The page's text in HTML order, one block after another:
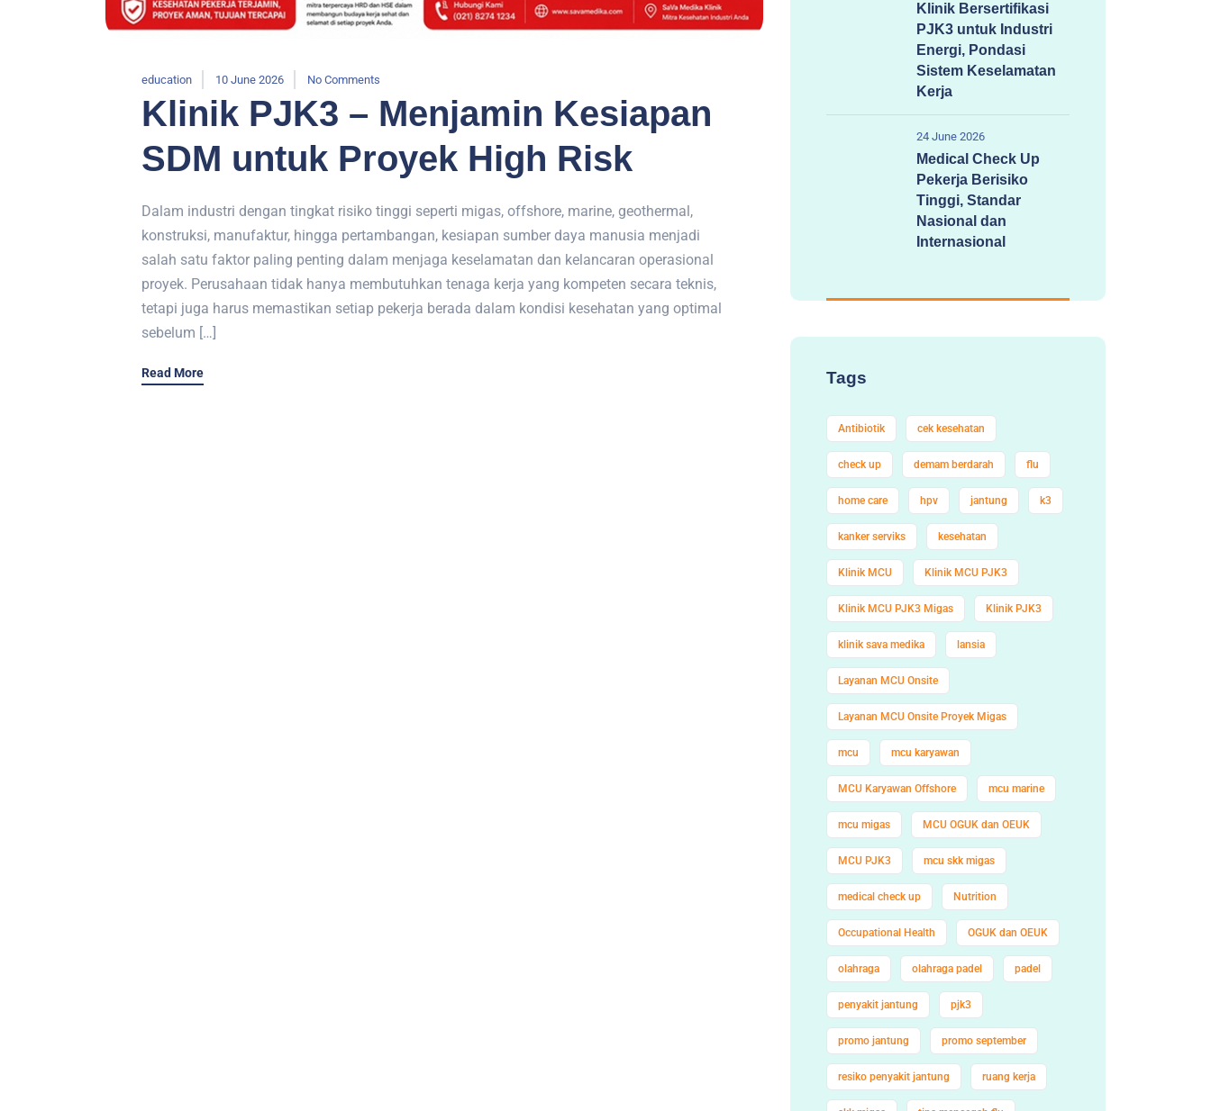
education 10 June 2026 No Comments
Klinik PJK3 – Menjamin Kesiapan
SDM untuk Proyek High Risk
Dalam industri dengan tingkat risiko tinggi seperti migas, offshore, marine, geothermal,
konstruksi, manufaktur, hingga pertambangan, kesiapan sumber daya manusia menjadi
salah satu faktor paling penting dalam menjaga keselamatan dan kelancaran operasional
proyek. Perusahaan tidak hanya membutuhkan tenaga kerja yang kompeten secara teknis,
tetapi juga harus memastikan setiap pekerja berada dalam kondisi kesehatan yang optimal
sebelum […]
Read More
Klinik Bersertifikasi
PJK3 untuk Industri
Energi, Pondasi
Sistem Keselamatan
Kerja
24 June 2026
Medical Check Up
Pekerja Berisiko
Tinggi, Standar
Nasional dan
Internasional
Tags
Antibiotik cek kesehatan
check up demam berdarah flu
home care hpv jantung k3
kanker serviks kesehatan
Klinik MCU Klinik MCU PJK3
Klinik MCU PJK3 Migas Klinik PJK3
klinik sava medika lansia
Layanan MCU Onsite
Layanan MCU Onsite Proyek Migas
mcu mcu karyawan
MCU Karyawan Offshore mcu marine
mcu migas MCU OGUK dan OEUK
MCU PJK3 mcu skk migas
medical check up Nutrition
Occupational Health OGUK dan OEUK
olahraga olahraga padel padel
penyakit jantung pjk3
promo jantung promo september
resiko penyakit jantung ruang kerja